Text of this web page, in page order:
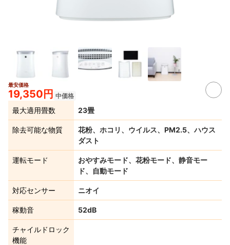
最安価格
19,350円 中価格
最大適用畳数 23畳
除去可能な物質
花粉、ホコリ、ウイルス、PM2.5、ハウス
ダスト
運転モード
おやすみモード、花粉モード、静音モー
ド、自動モード
対応センサー ニオイ
稼動音 52dB
チャイルドロック
機能